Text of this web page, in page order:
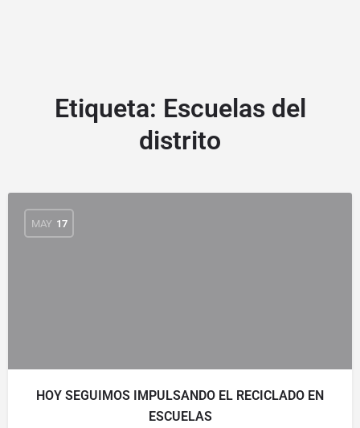
Etiqueta: Escuelas del
distrito
MAY 17
HOY SEGUIMOS IMPULSANDO EL RECICLADO EN
ESCUELAS